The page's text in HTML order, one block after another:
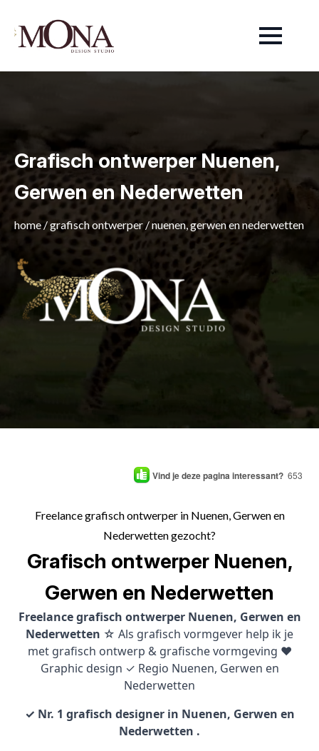
Grafisch ontwerper Nuenen,
Gerwen en Nederwetten
home /grafisch ontwerper /nuenen, gerwen en nederwetten
Vind je deze pagina interessant? 653
Freelance grafisch ontwerper in Nuenen, Gerwen en
Nederwetten gezocht?
Grafisch ontwerper Nuenen,
Gerwen en Nederwetten
Freelance grafisch ontwerper Nuenen, Gerwen en
Nederwetten ☆ Als grafisch vormgever help ik je
met grafisch ontwerp & grafische vormgeving ♥
Graphic design ✓ Regio Nuenen, Gerwen en
Nederwetten
✓ Nr. 1 grafisch designer in Nuenen, Gerwen en
Nederwetten .